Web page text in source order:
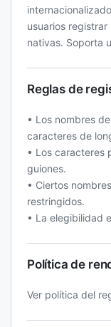
usuarios
nativas. Soporta
Reglas de
• Los nombres
caracteres de
• Los caracteres
guiones.
• Ciertos
restringidos.
• La elegibilidad
Política de
Ver política del